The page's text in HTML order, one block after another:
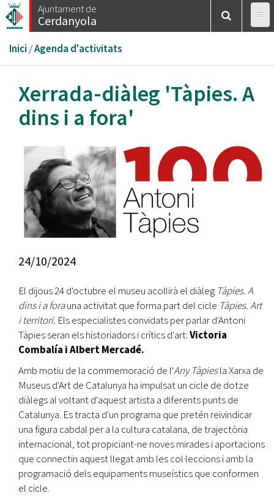
Vés
al
Ajuntament de
Cerdanyola
Esteu
aquí
Inici /Agenda d'activitats
Xerrada-diàleg 'Tàpies. A
dins i a fora'
24/10/2024
El dijous 24 d'octubre el museu acollirà el diàleg Tàpies. A
dins i a forauna activitat que forma part del cicle Tàpies. Art
i territori. Els especialistes convidats per parlar d'Antoni
Tàpies seran els historiadors i crítics d'art:Victoria
Combalía i Albert Mercadé.
Amb motiu de la commemoració de l'Any Tàpiesla Xarxa de
Museus d'Art de Catalunya ha impulsat un cicle de dotze
diàlegs al voltant d'aquest artista a diferents punts de
Catalunya. Es tracta d'un programa que pretén reivindicar
una figura cabdal per a la cultura catalana, de trajectòria
internacional, tot propiciant-ne noves mirades i aportacions
que connectin aquest llegat amb les col·leccions i amb la
programació dels equipaments museístics que conformen
el cicle.